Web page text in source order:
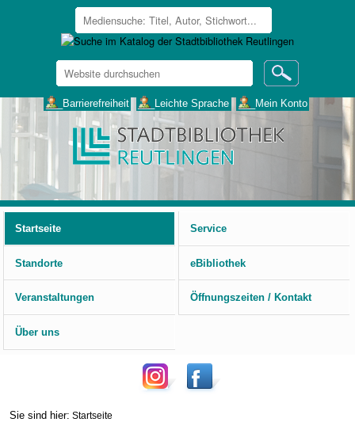
Website
durchsuchen
___Barrierefreiheit ___Leichte Sprache ___Mein Konto
Startseite
Service
Standorte eBibliothek
Veranstaltungen Öffnungszeiten / Kontakt
Über uns
Sie sind hier: Startseite